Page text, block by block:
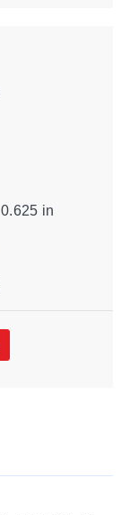
0.625 in